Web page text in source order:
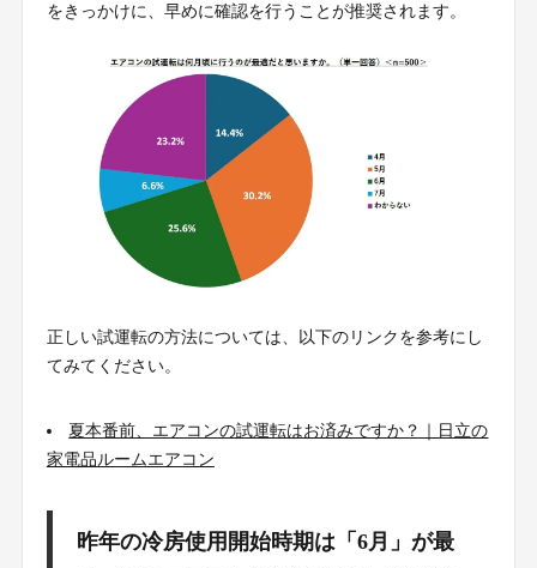
をきっかけに、早めに確認を行うことが推奨されます。
正しい試運転の方法については、以下のリンクを参考にし
てみてください。
夏本番前、エアコンの試運転はお済みですか？｜日立の
家電品ルームエアコン
昨年の冷房使用開始時期は「6月」が最